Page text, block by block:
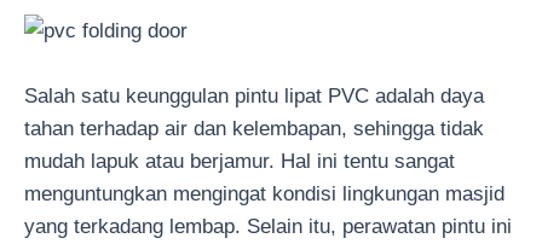
Salah satu keunggulan pintu lipat PVC adalah daya
tahan terhadap air dan kelembapan, sehingga tidak
mudah lapuk atau berjamur. Hal ini tentu sangat
menguntungkan mengingat kondisi lingkungan masjid
yang terkadang lembap. Selain itu, perawatan pintu ini